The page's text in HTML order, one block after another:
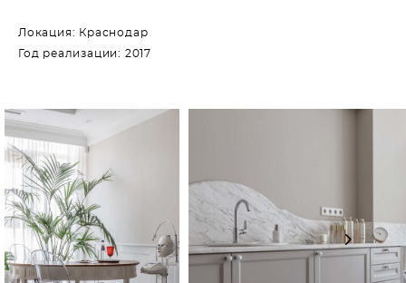
Локация: Краснодар
Год реализации: 2017